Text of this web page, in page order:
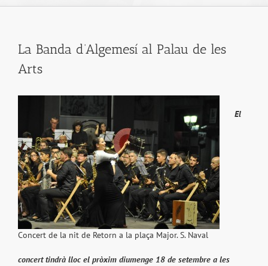
La Banda d’Algemesí al Palau de les
Arts
Concert de la nit de Retorn a la plaça Major. S. Naval
El
concert tindrà lloc el pròxim diumenge 18 de setembre a les